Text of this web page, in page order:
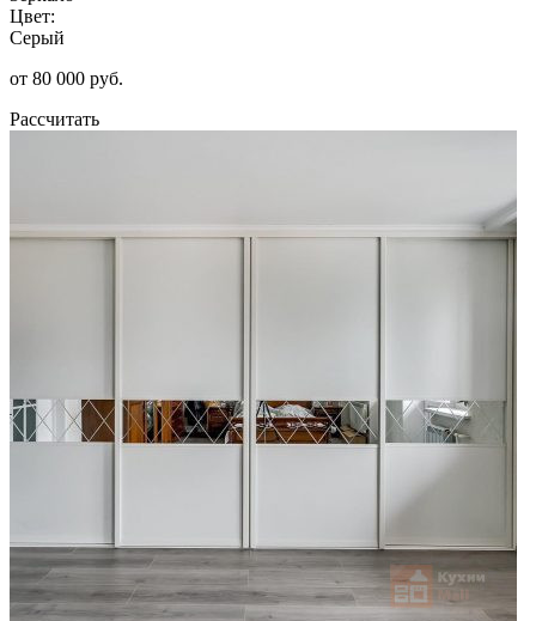
Цвет:
Серый
от 80 000 руб.
Рассчитать